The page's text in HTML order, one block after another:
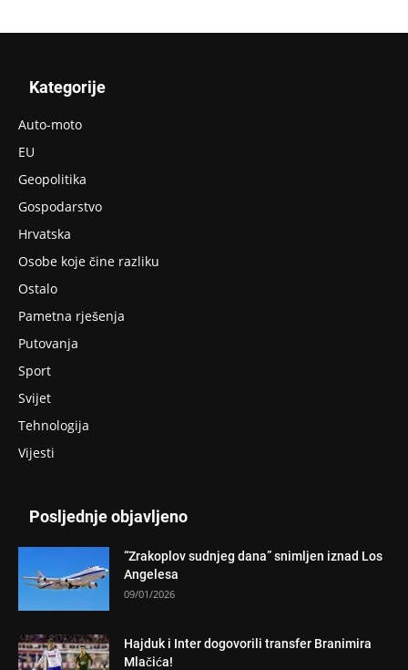
Kategorije
Auto-moto
EU
Geopolitika
Gospodarstvo
Hrvatska
Osobe koje čine razliku
Ostalo
Pametna rješenja
Putovanja
Sport
Svijet
Tehnologija
Vijesti
Posljednje objavljeno
“Zrakoplov sudnjeg dana” snimljen iznad Los
Angelesa
09/01/2026
Hajduk i Inter dogovorili transfer Branimira
Mlačića!